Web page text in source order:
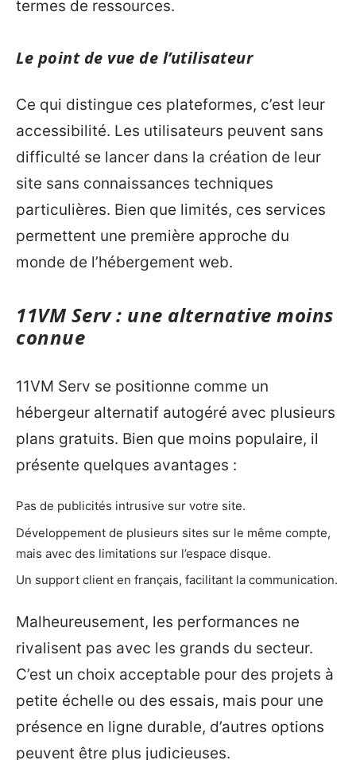
termes de ressources.
Le point de vue de l’utilisateur
Ce qui distingue ces plateformes, c’est leur
accessibilité. Les utilisateurs peuvent sans
difficulté se lancer dans la création de leur
site sans connaissances techniques
particulières. Bien que limités, ces services
permettent une première approche du
monde de l’hébergement web.
11VM Serv : une alternative moins
connue
11VM Serv se positionne comme un
hébergeur alternatif autogéré avec plusieurs
plans gratuits. Bien que moins populaire, il
présente quelques avantages :
Pas de publicités intrusive sur votre site.
Développement de plusieurs sites sur le même compte,
mais avec des limitations sur l’espace disque.
Un support client en français, facilitant la communication.
Malheureusement, les performances ne
rivalisent pas avec les grands du secteur.
C’est un choix acceptable pour des projets à
petite échelle ou des essais, mais pour une
présence en ligne durable, d’autres options
peuvent être plus judicieuses.